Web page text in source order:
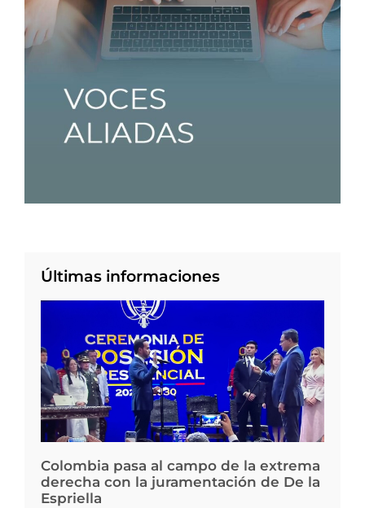
Últimas informaciones
Colombia pasa al campo de la extrema
derecha con la juramentación de De la
Espriella